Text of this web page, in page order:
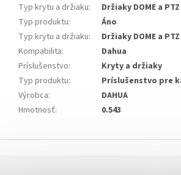
Typ krytu a držiaku:
Držiaky DOME a
Typ produktu:
Áno
Typ krytu a držiaku:
Držiaky DOME a
Kompabilita:
Dahua
Príslušenstvo:
Kryty a držiaky
Typ produktu:
Príslušenstvo pre
Výrobca:
DAHUA
Hmotnosť: 0.543